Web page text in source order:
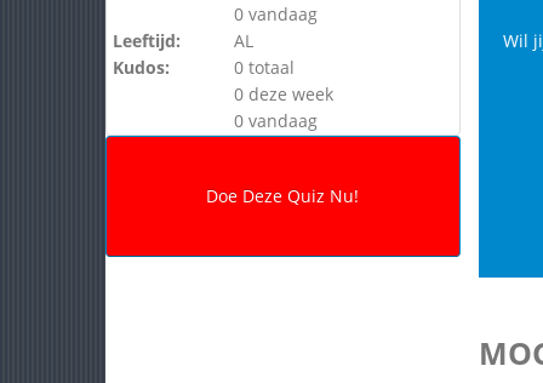
0 vandaag
Leeftijd:
AL
Kudos:
0 totaal
0 deze week
0 vandaag
Wil